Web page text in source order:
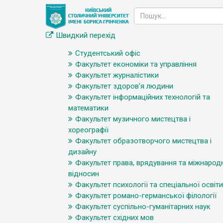
Швидкий перехід
Студентський офіс
Факультет економіки та управління
Факультет журналістики
Факультет здоров’я людини
Факультет інформаційних технологій та
математики
Факультет музичного мистецтва і
хореографії
Факультет образотворчого мистецтва і
дизайну
Факультет права, врядування та
відносин
Факультет психології та спеціальної освіти
Факультет романо-германської філології
Факультет суспільно-гуманітарних наук
Факультет східних мов